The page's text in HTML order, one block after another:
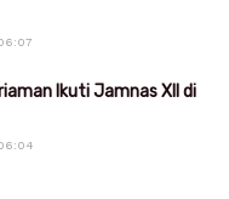
Ikuti Jamnas XII di